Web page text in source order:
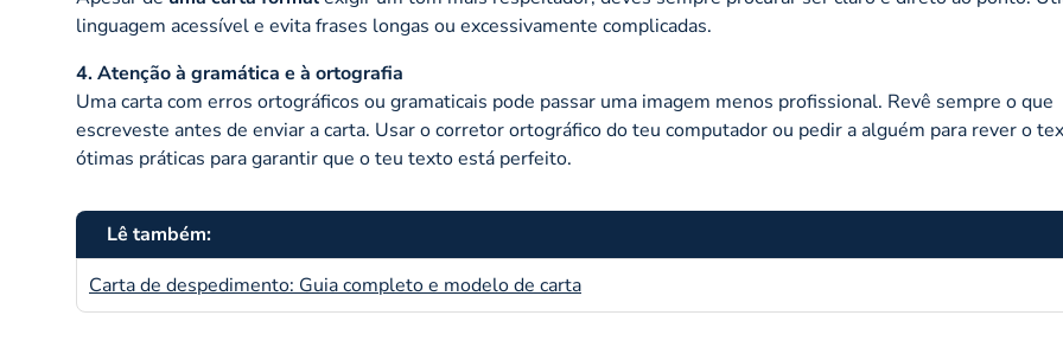
linguagem acessível e evita frases longas ou excessivamente complicadas.
4. Atenção à gramática e à ortografia
Uma carta com erros ortográficos ou gramaticais pode passar uma imagem menos profissional. Revê sempre o que
escreveste antes de enviar a carta. Usar o corretor ortográfico do teu computador ou pedir a alguém para rever o
ótimas práticas para garantir que o teu texto está perfeito.
Lê também:
Carta de despedimento: Guia completo e modelo de carta